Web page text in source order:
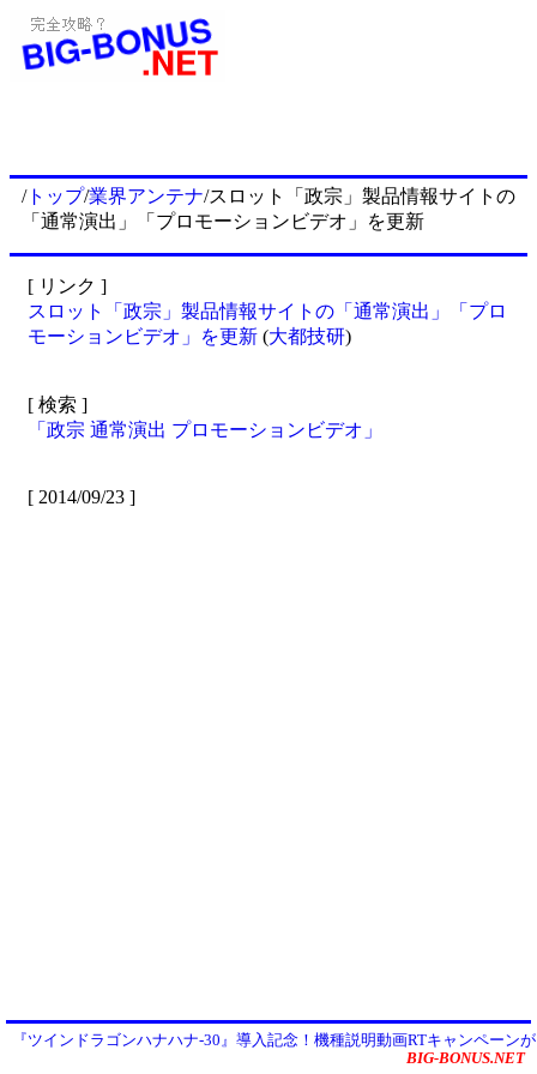
/トップ/業界アンテナ/スロット「政宗」製品情報サイトの
「通常演出」「プロモーションビデオ」を更新
[ リンク ]
スロット「政宗」製品情報サイトの「通常演出」「プロ
モーションビデオ」を更新 (大都技研)
[ 検索 ]
「政宗 通常演出 プロモーションビデオ」
[ 2014/09/23 ]
『ツインドラゴンハナハナ-30』導入記念！機種説明動画RTキャンペーン
BIG-BONUS.NET